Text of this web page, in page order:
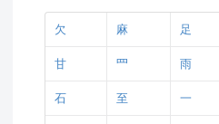
欠 麻 足
甘 罒 雨
石 至 一